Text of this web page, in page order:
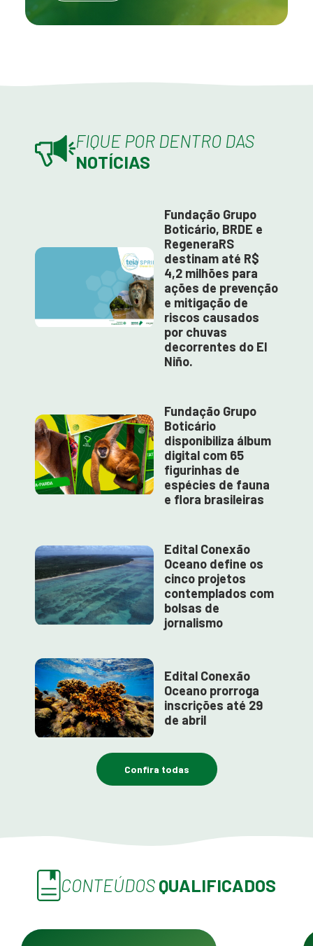
FIQUE POR DENTRO DAS
NOTÍCIAS
Fundação Grupo
Boticário, BRDE e
RegeneraRS
destinam até R$
4,2 milhões para
ações de prevenção
e mitigação de
riscos causados
por chuvas
decorrentes do El
Niño.
Fundação Grupo
Boticário
disponibiliza álbum
digital com 65
figurinhas de
espécies de fauna
e flora brasileiras
Edital Conexão
Oceano define os
cinco projetos
contemplados com
bolsas de
jornalismo
Edital Conexão
Oceano prorroga
inscrições até 29
de abril
Confira todas
CONTEÚDOS QUALIFICADOS